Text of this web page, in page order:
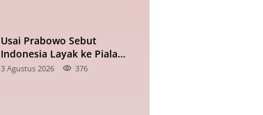
Usai Prabowo Sebut
Indonesia Layak ke Piala
Dunia, Timnas Tertinggal 0-2
3 Agustus 2026 376